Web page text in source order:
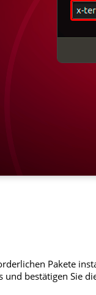
Pakete
bestätigen Sie